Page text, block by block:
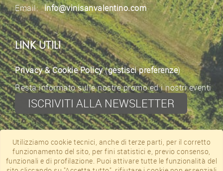
Email: info@vinisanvalentino.com
LINK UTILI
Privacy & Cookie Policy(gestisci preferenze)
Resta informato sulle nostre promo ed i nostri eventi
ISCRIVITI ALLA NEWSLETTER
Facebook
Utilizziamo cookie tecnici, anche di terze parti, per il corretto
funzionamento del sito, per fini statistici e, previo consenso,
funzionali e di profilazione. Puoi attivare tutte le funzionalità del